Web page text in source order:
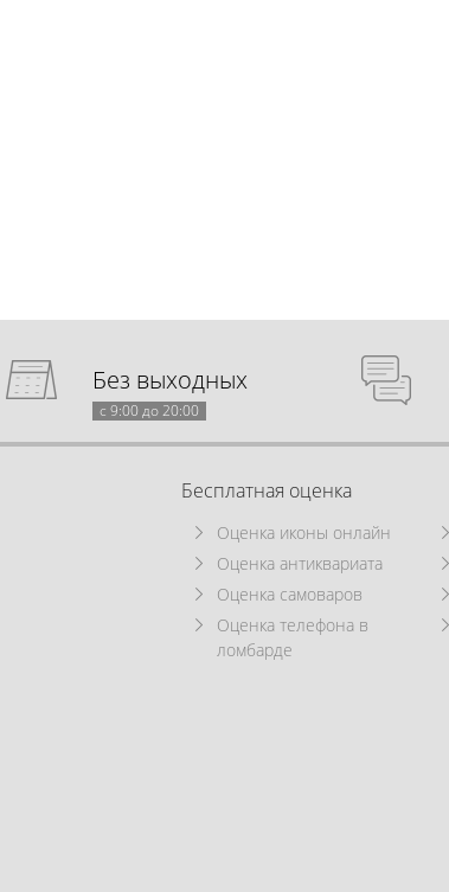
Без выходных
с 9:00 до 20:00
Бесплатная оценка
Оценка иконы онлайн
Оценка антиквариата
Оценка самоваров
Оценка телефона в
ломбарде